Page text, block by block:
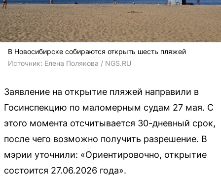
В Новосибирске собираются открыть шесть пляжей
Источник: Елена Полякова / NGS.RU
Заявление на открытие пляжей направили в
Госинспекцию по маломерным судам 27 мая. С
этого момента отсчитывается 30-дневный срок,
после чего возможно получить разрешение. В
мэрии уточнили: «Ориентировочно, открытие
состоится 27.06.2026 года».